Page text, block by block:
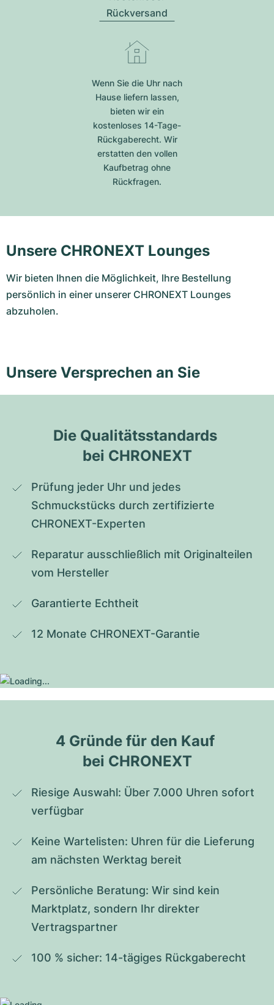
Rückversand
Wenn Sie die Uhr nach
Hause liefern lassen,
bieten wir ein
kostenloses 14-Tage-
Rückgaberecht. Wir
erstatten den vollen
Kaufbetrag ohne
Rückfragen.
Unsere CHRONEXT Lounges
Wir bieten Ihnen die Möglichkeit, Ihre Bestellung
persönlich in einer unserer CHRONEXT Lounges
abzuholen.
Unsere Versprechen an Sie
Die Qualitätsstandards
bei CHRONEXT
Prüfung jeder Uhr und jedes
Schmuckstücks durch zertifizierte
CHRONEXT-Experten
Reparatur ausschließlich mit Originalteilen
vom Hersteller
Garantierte Echtheit
12 Monate CHRONEXT-Garantie
4 Gründe für den Kauf
bei CHRONEXT
Riesige Auswahl: Über 7.000 Uhren sofort
verfügbar
Keine Wartelisten: Uhren für die Lieferung
am nächsten Werktag bereit
Persönliche Beratung: Wir sind kein
Marktplatz, sondern Ihr direkter
Vertragspartner
100 % sicher: 14-tägiges Rückgaberecht